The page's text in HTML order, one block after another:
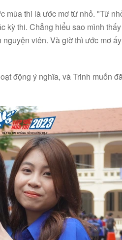
mùa thi là ước mơ từ nhỏ. "Từ
kỳ thi. Chẳng hiểu sao mình
viên. Và giờ thì ước mơ
động ý nghĩa, và Trinh muốn